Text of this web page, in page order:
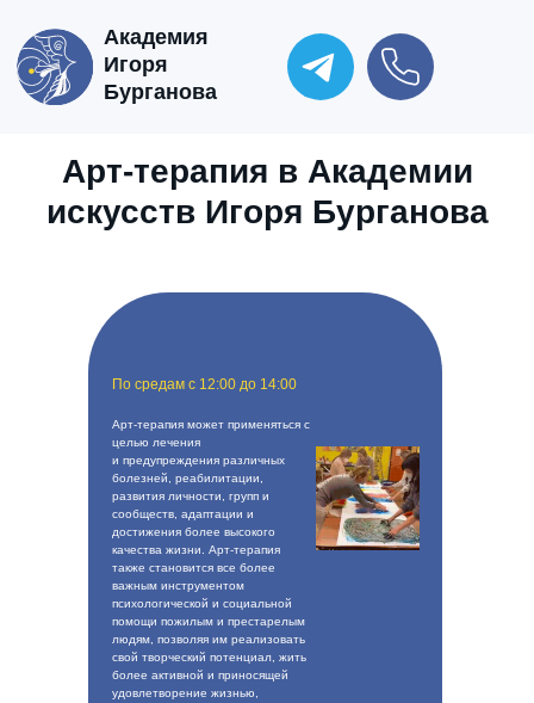
Академия
Игоря
Бурганова
Арт-терапия в Академии
искусств Игоря Бурганова
По средам с 12:00 до 14:00
Арт-терапия может применяться с
целью лечения
и предупреждения различных
болезней, реабилитации,
развития личности, групп и
сообществ, адаптации и
достижения более высокого
качества жизни. Арт-терапия
также становится все более
важным инструментом
психологической и социальной
помощи пожилым и престарелым
людям, позволяя им реализовать
свой творческий потенциал, жить
более активной и приносящей
удовлетворение жизнью,